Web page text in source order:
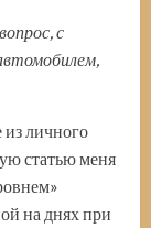
вопрос, с
из личного
статью меня
на днях при